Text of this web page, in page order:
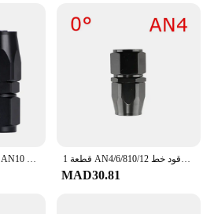
to enhance their vehicle's
and reliability under the most
to everyday driving. Its 6AN male
The set includes two fittings, providing
Female EFI Fuel Rail Fitting is an
2 قطعة AN4 AN6 AN8 AN10 مستقيم 45 90 180 درجة النفط الوقود خرطوم دوار نهاية المناسب خرطوم زيت نهاية طقم محوّل 1 قطعة AN4/6/810/12 مستقيم 0 °/45 °/90 °/180 ° درجة الألومنيوم قطب وصلة طرف خرطوم محول النفط الوقود خط NPT التوصيل الأسود
MAD30.81